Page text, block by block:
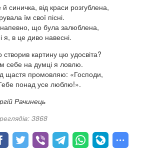
синичка, від краси розгублена,
їм свої пісні.
що була залюблена,
я, в це диво навесні.
створив картину цю удосвіта?
себе на думці я ловлю.
щастя промовляю: «Господи,
понад усе люблю!».
Рачинець
3868